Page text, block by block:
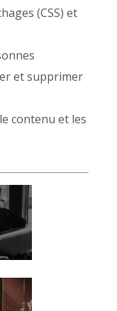
(CSS) et
et supprimer
contenu et les